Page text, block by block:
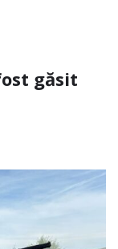
găsit